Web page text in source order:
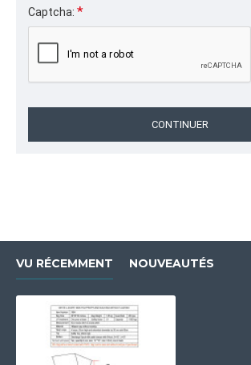
Captcha:
CONTINUER
VU RÉCEMMENT NOUVEAUTÉS